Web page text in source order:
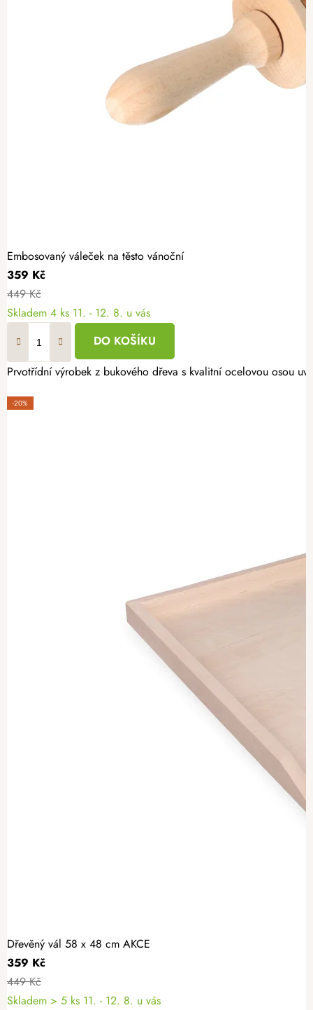
Embosovaný váleček na těsto vánoční
359 Kč
449 Kč
Skladem 4 ks 11. - 12. 8. u vás
DO KOŠÍKU
Prvotřídní výrobek z bukového dřeva s kvalitní ocelovou osou
-20%
Dřevěný vál 58 x 48 cm AKCE
359 Kč
449 Kč
Skladem > 5 ks 11. - 12. 8. u vás